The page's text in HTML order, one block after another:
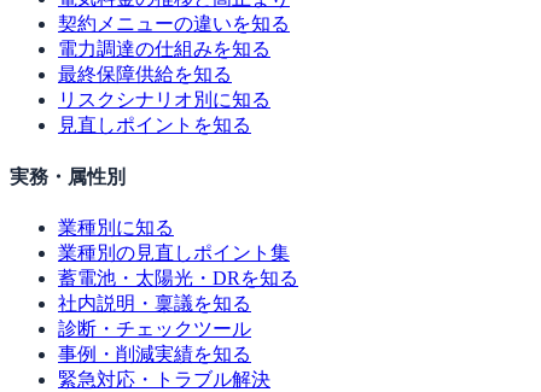
契約メニューの違いを知る
電力調達の仕組みを知る
最終保障供給を知る
リスクシナリオ別に知る
見直しポイントを知る
実務・属性別
業種別に知る
業種別の見直しポイント集
蓄電池・太陽光・DRを知る
社内説明・稟議を知る
診断・チェックツール
事例・削減実績を知る
緊急対応・トラブル解決